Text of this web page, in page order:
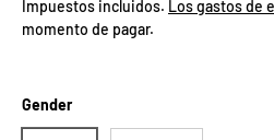
Impuestos incluidos. Los gastos de
momento de pagar.
Gender